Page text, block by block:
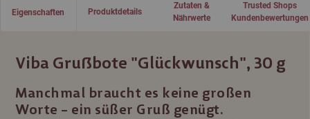
Eigenschaften
Viba Grußbote "Glückwunsch", 30 g
Manchmal braucht es keine großen
Worte – ein süßer Gruß genügt.
Produktdetails
Zutaten &
Nährwerte
Trusted Shops
Kundenbewertungen